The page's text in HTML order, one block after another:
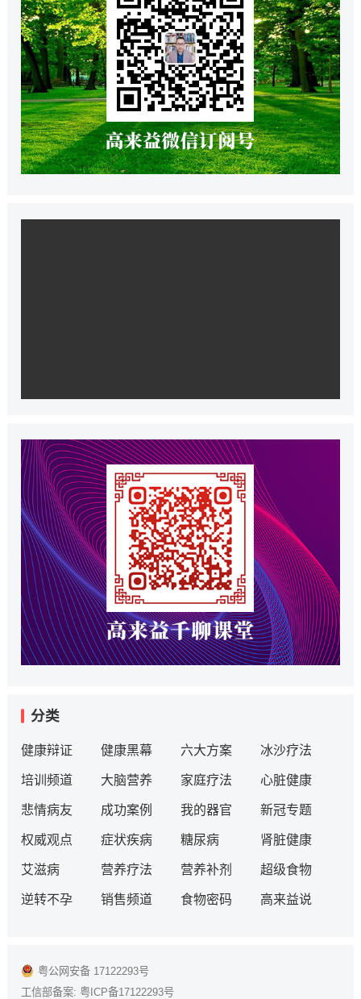
分类
健康辩证 健康黑幕 六大方案 冰沙疗法
培训频道 大脑营养 家庭疗法 心脏健康
悲情病友 成功案例 我的器官 新冠专题
权威观点 症状疾病 糖尿病 肾脏健康
艾滋病 营养疗法 营养补剂 超级食物
逆转不孕 销售频道 食物密码 高来益说
粤公网安备 17122293号
工信部备案: 粤ICP备17122293号